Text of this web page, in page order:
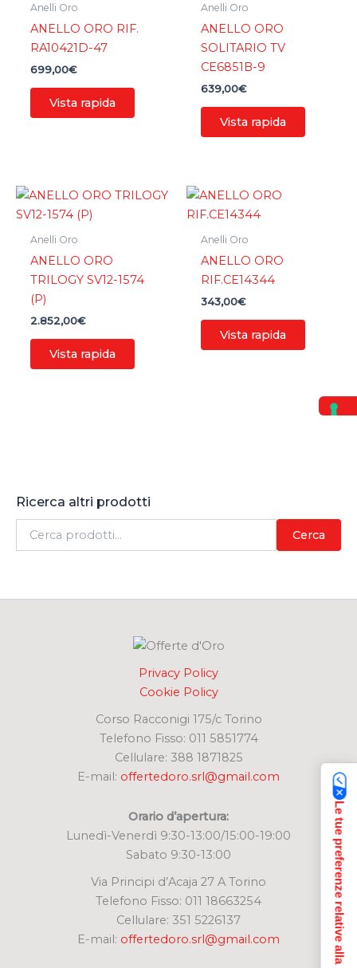
Ricerca altri prodotti
Cerca
Anelli Oro
ANELLO ORO RIF.
RA10421D-47
699,00€
Vista rapida
Anelli Oro
ANELLO ORO
SOLITARIO TV
CE6851B-9
639,00€
Vista rapida
Anelli Oro
ANELLO ORO
TRILOGY SV12-1574
(P)
2.852,00€
Vista rapida
Anelli Oro
ANELLO ORO
RIF.CE14344
343,00€
Vista rapida
Privacy Policy
Cookie Policy
Corso Racconigi 175/c Torino
Telefono Fisso: 011 5851774
Cellulare: 388 1871825
E-mail: offertedoro.srl@gmail.com
Orario d’apertura:
Lunedì-Venerdì 9:30-13:00/15:00-19:00
Sabato 9:30-13:00
Via Principi d’Acaja 27 A Torino
Telefono Fisso: 011 18663254
Cellulare: 351 5226137
E-mail: offertedoro.srl@gmail.com Le tue preferenze relative alla privacy